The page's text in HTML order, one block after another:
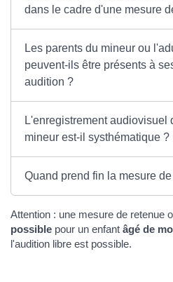
dans le cadre d'une mesure
Les parents du mineur ou
peuvent-ils être présents à
audition ?
L'enregistrement audiovisuel
mineur est-il systhématique ?
Quand prend fin la mesure
Attention : une mesure de retenue
possible pour un enfant âgé de
l'audition libre est possible.